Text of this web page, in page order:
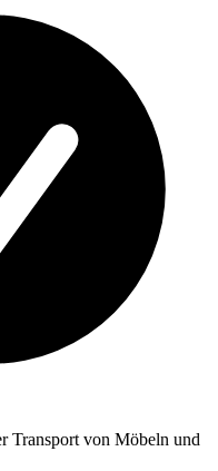
Transport von Möbeln und